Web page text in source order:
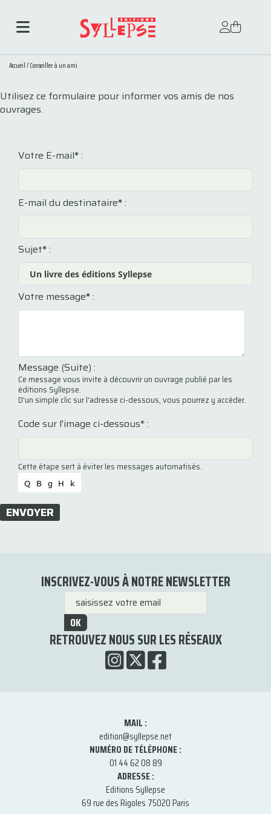
Accueil/Conseiller à un ami
Utilisez ce formulaire pour informer vos amis de nos
ouvrages.
Votre E-mail*:
E-mail du destinataire*:
Sujet*:
Votre message*:
Message (Suite) :
Ce message vous invite à découvrir un ouvrage publié par les
éditions Syllepse.
D'un simple clic sur l'adresse ci-dessous, vous pourrez y accéder.
Code sur l'image ci-dessous* :
Cette étape sert à éviter les messages automatisés.
ENVOYER
INSCRIVEZ-VOUS À NOTRE NEWSLETTER
OK
RETROUVEZ NOUS SUR LES RÉSEAUX
MAIL :
edition@syllepse.net
NUMÉRO DE TÉLÉPHONE :
01 44 62 08 89
ADRESSE :
Editions Syllepse
69 rue des Rigoles 75020 Paris